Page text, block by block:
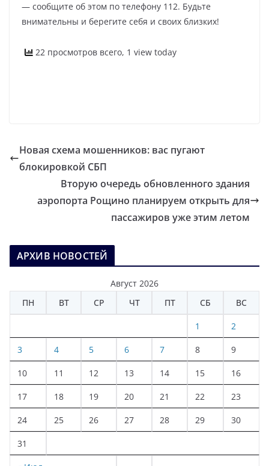
— сообщите об этом по телефону 112. Будьте
внимательны и берегите себя и своих близких!
22 просмотров всего, 1 view today
Новая схема мошенников: вас пугают
блокировкой СБП
Вторую очередь обновленного здания
аэропорта Рощино планируем открыть для
пассажиров уже этим летом
АРХИВ НОВОСТЕЙ
Август 2026
ПН
ВТ СР ЧТ ПТ СБ ВС
1 2
3 4 5 6 7 8 9
10 11 12 13 14 15 16
17 18 19 20 21 22 23
24 25 26 27 28 29 30
31